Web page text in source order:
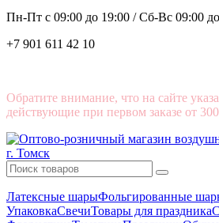
Пн-Пт с 09:00 до 19:00 /Сб-Вс 09:00
+7 901 611 42 10
Обратите внимание, что на сайте
действующие при первом заказе от
Латексные шарыФольгированные
УпаковкаСвечиТовары для праздника